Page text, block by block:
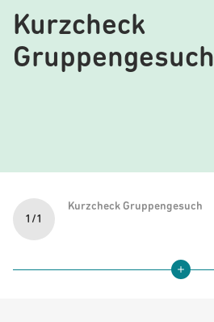
Kurzcheck
Gruppengesuch
1/1
Kurzcheck Gruppengesuch